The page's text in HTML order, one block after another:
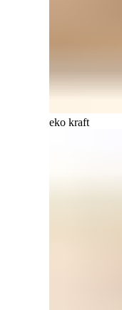
eko kraft